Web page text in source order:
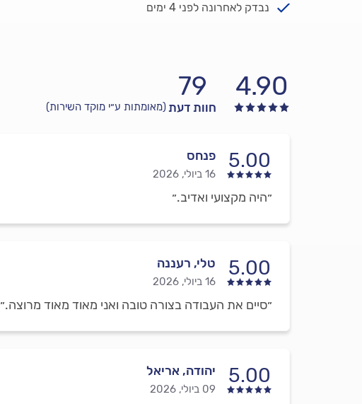
נבדק לאחרונה לפני 4 ימים
4.90
79
חוות דעת(מאומתות ע״י מוקד השירות)
5.00 פנחס
16 ביולי, 2026
״היה מקצועי ואדיב.״
5.00 טלי, רעננה
16 ביולי, 2026
״סיים את העבודה בצורה טובה ואני מאוד מאוד מרוצה.״
5.00 יהודה, אריאל
09 ביולי, 2026